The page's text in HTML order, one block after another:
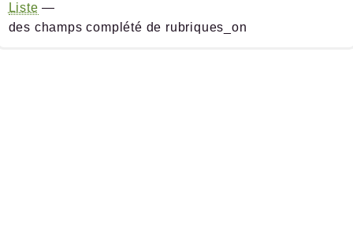
Liste —
des champs complété de rubriques_on